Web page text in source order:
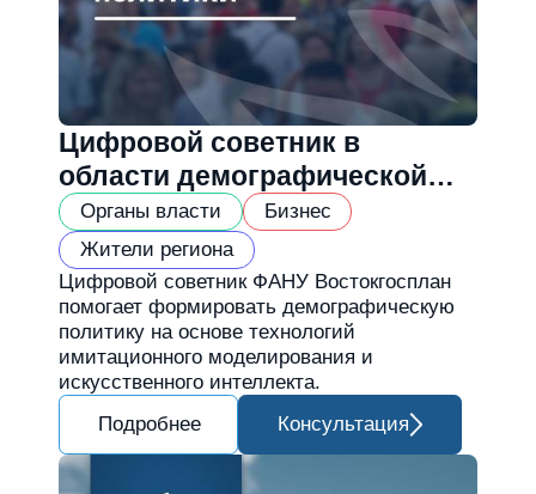
Цифровой советник в
области демографической
политики
Органы власти
Бизнес
Жители региона
Цифровой советник ФАНУ Востокгосплан
помогает формировать демографическую
политику на основе технологий
имитационного моделирования и
искусственного интеллекта.
Подробнее
Консультация